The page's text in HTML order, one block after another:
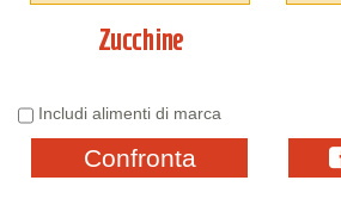
Zucchine
Includi alimenti di marca
Confronta